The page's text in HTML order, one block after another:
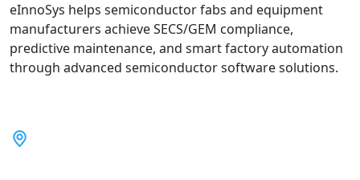
eInnoSys helps semiconductor fabs and equipment
manufacturers achieve SECS/GEM compliance,
predictive maintenance, and smart factory automation
through advanced semiconductor software solutions.